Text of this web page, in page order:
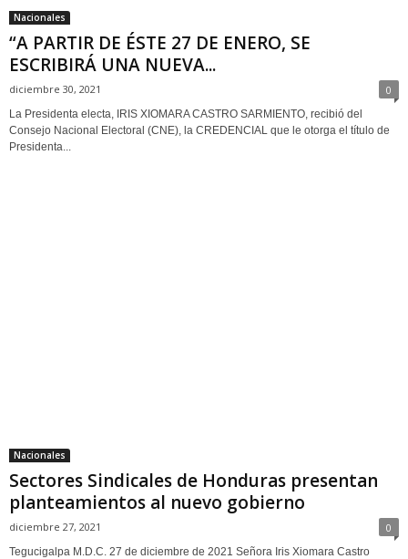
Nacionales
“A PARTIR DE ÉSTE 27 DE ENERO, SE
ESCRIBIRÁ UNA NUEVA...
diciembre 30, 2021 0
La Presidenta electa, IRIS XIOMARA CASTRO SARMIENTO, recibió del
Consejo Nacional Electoral (CNE), la CREDENCIAL que le otorga el título de
Presidenta...
Nacionales
Sectores Sindicales de Honduras presentan
planteamientos al nuevo gobierno
diciembre 27, 2021 0
Tegucigalpa M.D.C. 27 de diciembre de 2021 Señora Iris Xiomara Castro